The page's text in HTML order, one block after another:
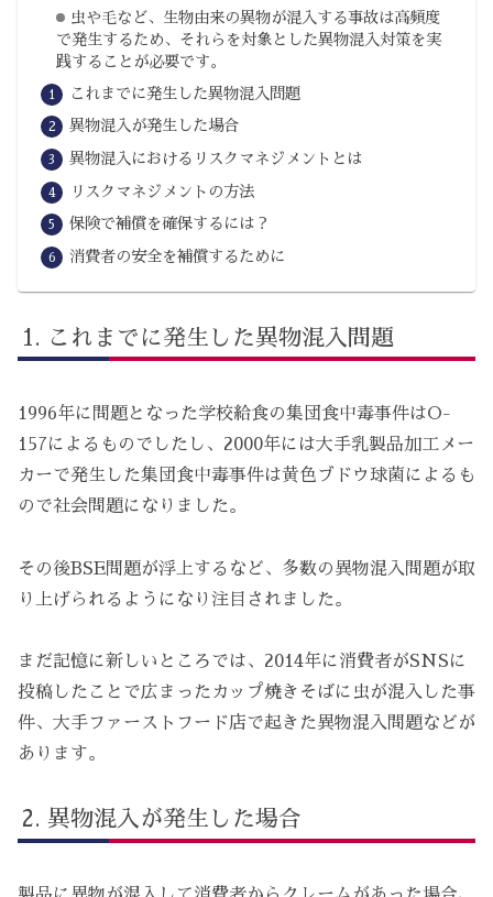
虫や毛など、生物由来の異物が混入する事故は高頻度
で発生するため、それらを対象とした異物混入対策を実
践することが必要です。
これまでに発生した異物混入問題
異物混入が発生した場合
異物混入におけるリスクマネジメントとは
リスクマネジメントの方法
保険で補償を確保するには？
消費者の安全を補償するために
これまでに発生した異物混入問題
1996年に問題となった学校給食の集団食中毒事件はO-
157によるものでしたし、2000年には大手乳製品加工メー
カーで発生した集団食中毒事件は黄色ブドウ球菌によるも
ので社会問題になりました。
その後BSE問題が浮上するなど、多数の異物混入問題が取
り上げられるようになり注目されました。
まだ記憶に新しいところでは、2014年に消費者がSNSに
投稿したことで広まったカップ焼きそばに虫が混入した事
件、大手ファーストフード店で起きた異物混入問題などが
あります。
異物混入が発生した場合